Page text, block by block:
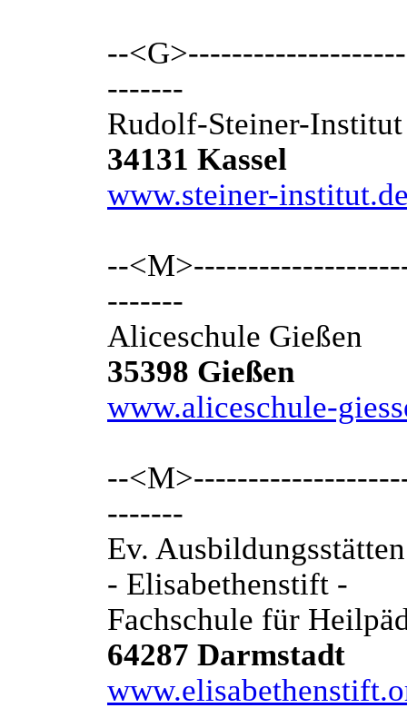
--
-------
Rudolf-Steiner-
34131 Kassel
www.steiner-
--
-------
Aliceschule Gießen
35398 Gießen
www.aliceschule-
--
-------
Ev.
- Elisabethenstift -
Fachschule für
64287 Darmstadt